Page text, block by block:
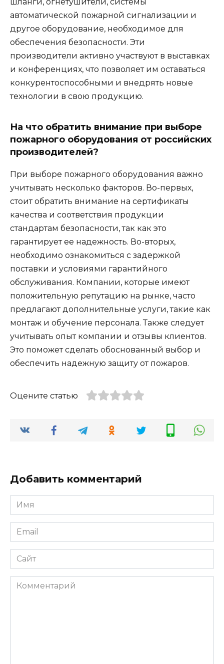
шланги, огнетушители, системы
автоматической пожарной сигнализации и
другое оборудование, необходимое для
обеспечения безопасности. Эти
производители активно участвуют в выставках
и конференциях, что позволяет им оставаться
конкурентоспособными и внедрять новые
технологии в свою продукцию.
На что обратить внимание при выборе
пожарного оборудования от российских
производителей?
При выборе пожарного оборудования важно
учитывать несколько факторов. Во-первых,
стоит обратить внимание на сертификаты
качества и соответствия продукции
стандартам безопасности, так как это
гарантирует ее надежность. Во-вторых,
необходимо ознакомиться с задержкой
поставки и условиями гарантийного
обслуживания. Компании, которые имеют
положительную репутацию на рынке, часто
предлагают дополнительные услуги, такие как
монтаж и обучение персонала. Также следует
учитывать опыт компании и отзывы клиентов.
Это поможет сделать обоснованный выбор и
обеспечить надежную защиту от пожаров.
Оцените статью
Добавить комментарий
Имя
*
Email
*
Сайт
Комментарий